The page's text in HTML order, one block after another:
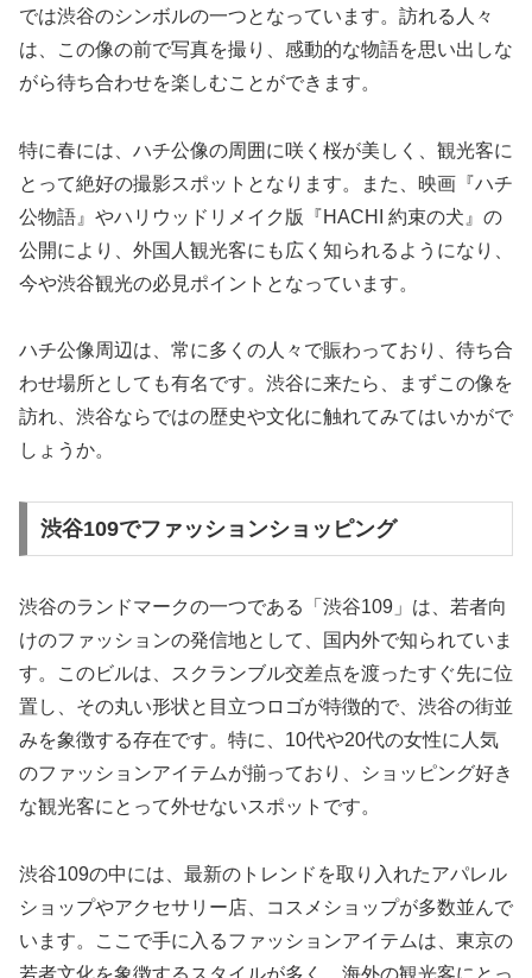
では渋谷のシンボルの一つとなっています。訪れる人々
は、この像の前で写真を撮り、感動的な物語を思い出しな
がら待ち合わせを楽しむことができます。
特に春には、ハチ公像の周囲に咲く桜が美しく、観光客に
とって絶好の撮影スポットとなります。また、映画『ハチ
公物語』やハリウッドリメイク版『HACHI 約束の犬』の
公開により、外国人観光客にも広く知られるようになり、
今や渋谷観光の必見ポイントとなっています。
ハチ公像周辺は、常に多くの人々で賑わっており、待ち合
わせ場所としても有名です。渋谷に来たら、まずこの像を
訪れ、渋谷ならではの歴史や文化に触れてみてはいかがで
しょうか。
渋谷109でファッションショッピング
渋谷のランドマークの一つである「渋谷109」は、若者向
けのファッションの発信地として、国内外で知られていま
す。このビルは、スクランブル交差点を渡ったすぐ先に位
置し、その丸い形状と目立つロゴが特徴的で、渋谷の街並
みを象徴する存在です。特に、10代や20代の女性に人気
のファッションアイテムが揃っており、ショッピング好き
な観光客にとって外せないスポットです。
渋谷109の中には、最新のトレンドを取り入れたアパレル
ショップやアクセサリー店、コスメショップが多数並んで
います。ここで手に入るファッションアイテムは、東京の
若者文化を象徴するスタイルが多く、海外の観光客にとっ